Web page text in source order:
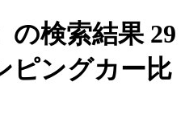
の検索結果 29
ピングカー比